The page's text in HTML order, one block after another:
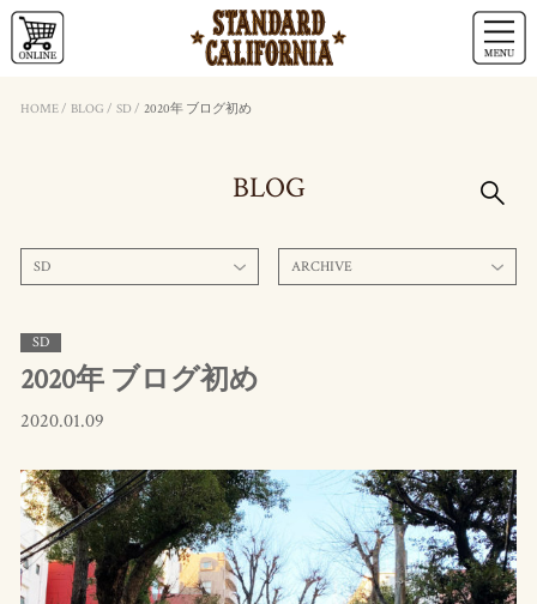
HOME/ BLOG / SD / 2020年 ブログ初め
BLOG
SD ARCHIVE
SD
2020年 ブログ初め
2020.01.09